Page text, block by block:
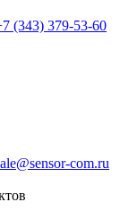
(343) 379-53-60
com.ru